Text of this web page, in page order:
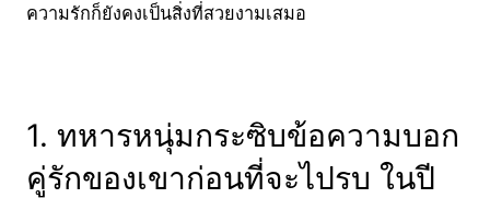
ความรักก็ยังคงเป็นสิ่งที่สวยงามเสมอ
1. ทหารหนุ่มกระซิบข้อความบอก
คู่รักของเขาก่อนที่จะไปรบ ในปี